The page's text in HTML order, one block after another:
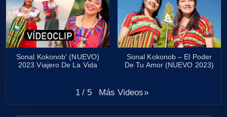
Sonal Kokonob' (NUEVO)
2023 Viajero De La Vida
Sonal Kokonob – El Poder
De Tu Amor (NUEVO 2023)
1 / 5 Más Videos»